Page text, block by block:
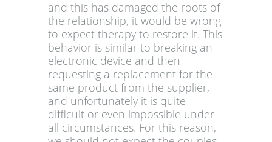
and this has damaged the roots of
the relationship, it would be wrong
to expect therapy to restore it. This
behavior is similar to breaking an
electronic device and then
requesting a replacement for the
same product from the supplier,
and unfortunately it is quite
difficult or even impossible under
all circumstances. For this reason,